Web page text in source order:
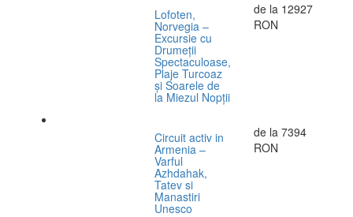
Lofoten,
Norvegia –
Excursie cu
Drumeții
Spectaculoase,
Plaje Turcoaz
și Soarele de
la Miezul Nopții
de la 12927
RON
Circuit activ in
Armenia –
Varful
Azhdahak,
Tatev si
Manastiri
Unesco
de la 7394
RON